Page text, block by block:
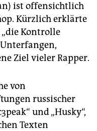
ist offensichtlich
Kürzlich erklärte
„die Kontrolle
Ziel vieler Rapper.
von
russischer
und „Husky“,
Texten